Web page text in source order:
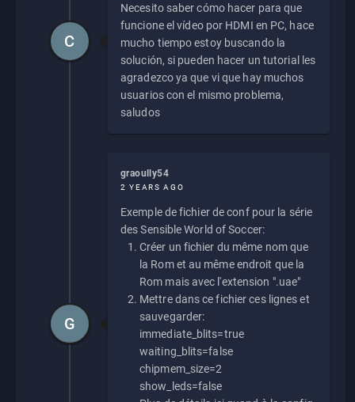
Necesito saber cómo hacer para que
funcione el vídeo por HDMI en PC, hace
mucho tiempo estoy buscando la
solución, si pueden hacer un tutorial les
agradezco ya que vi que hay muchos
usuarios con el mismo problema,
saludos
C
graoully54
2 YEARS AGO
Exemple de fichier de conf pour la série
des Sensible World of Soccer:
Créer un fichier du même nom que
la Rom et au même endroit que la
Rom mais avec l'extension ".uae"
Mettre dans ce fichier ces lignes et
sauvegarder:
immediate_blits=true
waiting_blits=false
chipmem_size=2
show_leds=false
G